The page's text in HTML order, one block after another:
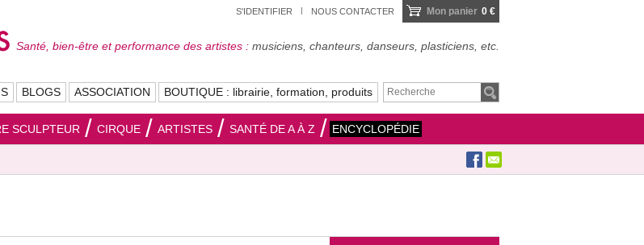
S'IDENTIFIER NOUS CONTACTER Mon panier 0 €
Santé, bien-être et performance des artistes : musiciens, chanteurs, danseurs, plasticiens, etc.
BLOGS ASSOCIATION BOUTIQUE : librairie, formation, produits
SCULPTEUR CIRQUE ARTISTES SANTÉ DE A À Z ENCYCLOPÉDIE